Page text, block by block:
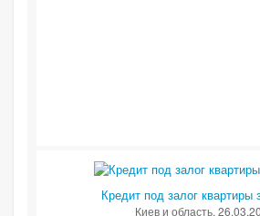
Кредит под залог квартиры
Киев и область,